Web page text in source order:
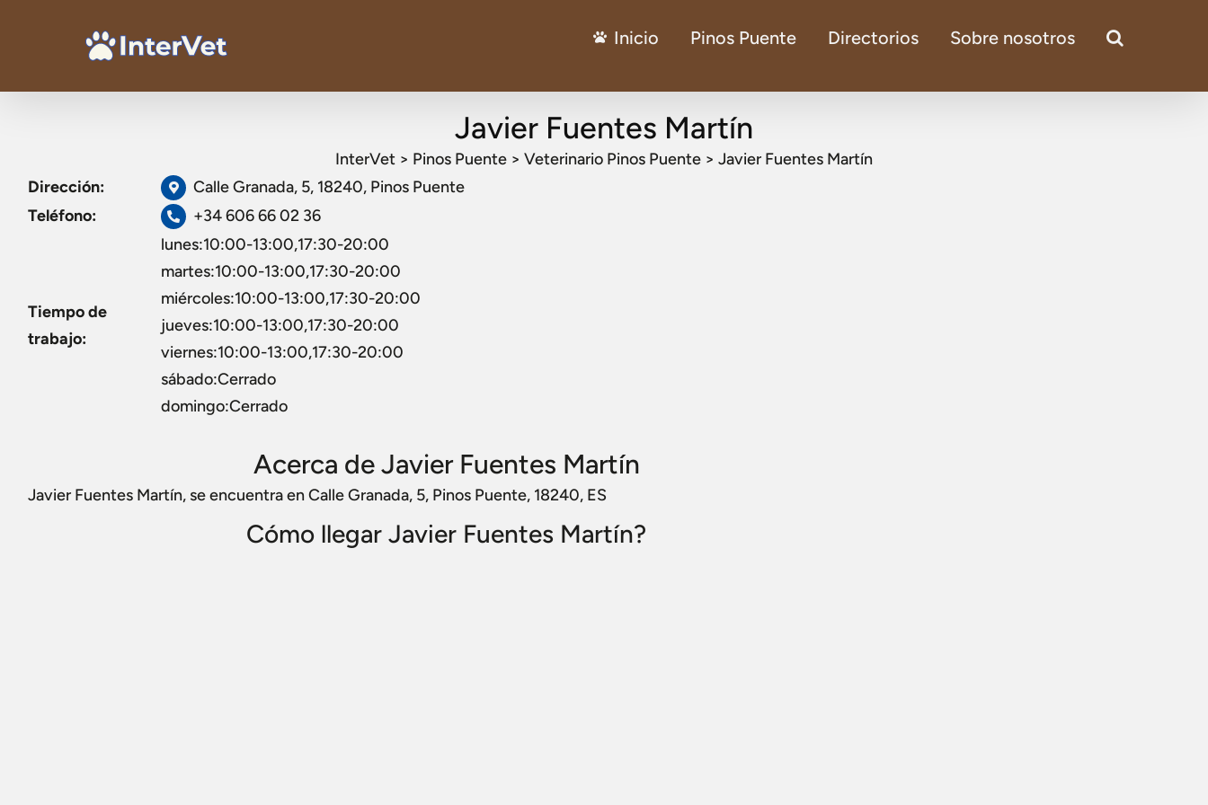
Inicio Pinos Puente Directorios Sobre nosotros
Javier Fuentes Martín
InterVet > Pinos Puente > Veterinario Pinos Puente > Javier Fuentes Martín
Dirección:
Calle Granada, 5, 18240, Pinos Puente
Teléfono:
+34 606 66 02 36
Tiempo de
trabajo:
lunes:10:00-13:00,17:30-20:00
martes:10:00-13:00,17:30-20:00
miércoles:10:00-13:00,17:30-20:00
jueves:10:00-13:00,17:30-20:00
viernes:10:00-13:00,17:30-20:00
sábado:Cerrado
domingo:Cerrado
Acerca de Javier Fuentes Martín
Javier Fuentes Martín, se encuentra en Calle Granada, 5, Pinos Puente, 18240, ES
Cómo llegar Javier Fuentes Martín?